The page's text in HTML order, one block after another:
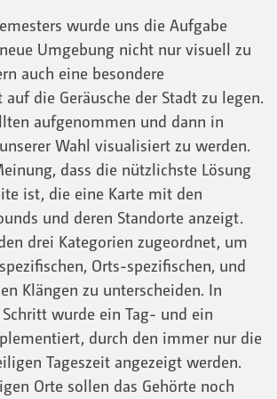
wurde uns die Aufgabe
Umgebung nicht nur visuell zu
auch eine besondere
die Geräusche der Stadt zu legen.
aufgenommen und dann in
Wahl visualisiert zu werden.
dass die nützlichste Lösung
ist, die eine Karte mit den
und deren Standorte anzeigt.
drei Kategorien zugeordnet, um
Orts-spezifischen, und
Klängen zu unterscheiden. In
wurde ein Tag- und ein
durch den immer nur die
Tageszeit angezeigt werden.
Orte sollen das Gehörte noch